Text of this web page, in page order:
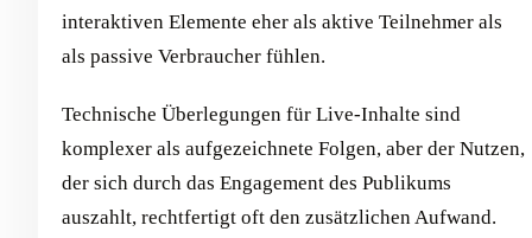
interaktiven Elemente eher als aktive Teilnehmer als
als passive Verbraucher fühlen.
Technische Überlegungen für Live-Inhalte sind
komplexer als aufgezeichnete Folgen, aber der Nutzen,
der sich durch das Engagement des Publikums
auszahlt, rechtfertigt oft den zusätzlichen Aufwand.